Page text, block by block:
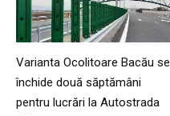
Varianta Ocolitoare Bacău se
închide două săptămâni
pentru lucrări la Autostrada